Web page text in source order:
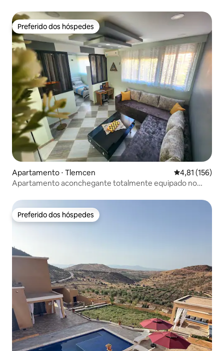
Preferido dos hóspedes
Preferido dos hóspedes
Apartamento ⋅ Tlemcen 4,81 de uma
4,81 (156)
Apartamento aconchegante totalmente equipado no
Preferido dos hóspedes
Preferido dos hóspedes